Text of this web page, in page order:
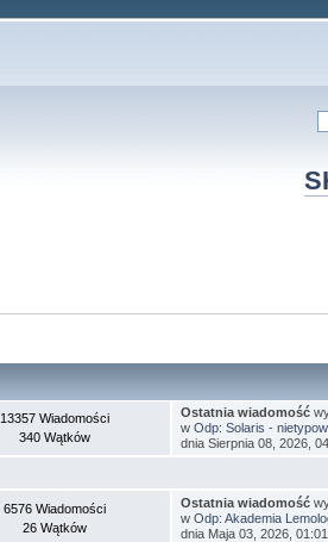
13357 Wiadomości
340 Wątków
Ostatnia wiadomość
wOdp: Solaris -
dnia Sierpnia 08, 2026,
6576 Wiadomości
26 Wątków
Ostatnia wiadomość
wOdp: Akademia
dnia Maja 03, 2026,